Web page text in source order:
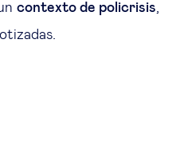
contexto de policrisis,